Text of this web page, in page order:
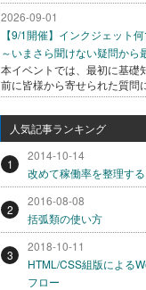
2026-09-01
【9/1開催】インクジェット
～いまさら聞けない疑問から
本イベントでは、最初に基礎
前に皆様から寄せられた質問
人気記事ランキング
1
2014-10-14
改めて稼働率を整理する
2
2016-08-08
括弧類の使い方
3
2018-10-11
HTML/CSS組版による
フロー